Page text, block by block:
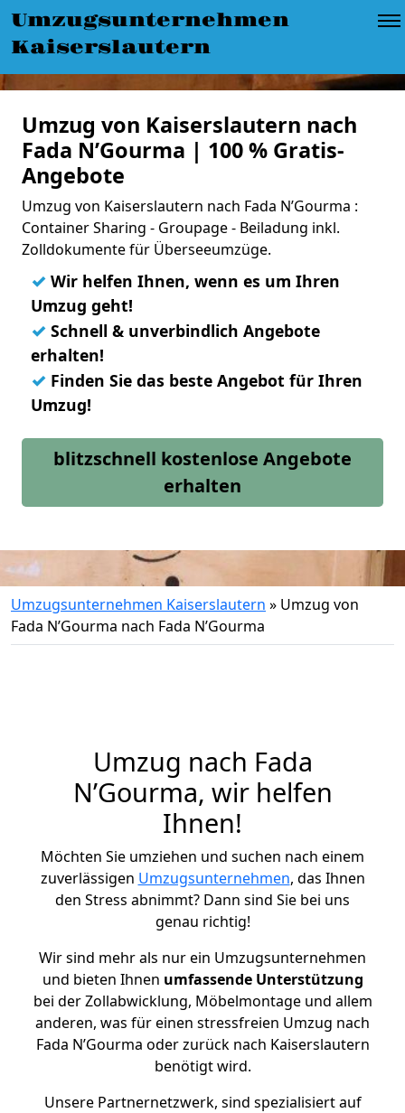
Umzugsunternehmen
Kaiserslautern
Umzug von Kaiserslautern nach
Fada N’Gourma | 100 % Gratis-
Angebote
Umzug von Kaiserslautern nach Fada N’Gourma :
Container Sharing - Groupage - Beiladung inkl.
Zolldokumente für Überseeumzüge.
✓ Wir helfen Ihnen, wenn es um Ihren
Umzug geht!
✓ Schnell & unverbindlich Angebote
erhalten!
✓ Finden Sie das beste Angebot für Ihren
Umzug!
blitzschnell kostenlose Angebote
erhalten
Umzugsunternehmen Kaiserslautern » Umzug von
Fada N’Gourma nach Fada N’Gourma
Umzug nach Fada
N’Gourma, wir helfen
Ihnen!
Möchten Sie umziehen und suchen nach einem
zuverlässigen Umzugsunternehmen, das Ihnen
den Stress abnimmt? Dann sind Sie bei uns
genau richtig!
Wir sind mehr als nur ein Umzugsunternehmen
und bieten Ihnen umfassende Unterstützung
bei der Zollabwicklung, Möbelmontage und allem
anderen, was für einen stressfreien Umzug nach
Fada N’Gourma oder zurück nach Kaiserslautern
benötigt wird.
Unsere Partnernetzwerk, sind spezialisiert auf